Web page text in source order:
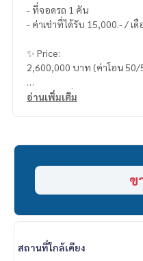
- ที่จอดรถ 1 คัน
- ค่าเช่าที่ได้รับ 15,000.- / เดื
✨ Price:
2,600,000 บาท (ค่าโอน 50/
บริการสินเชื่อฟรี! เลือกได้ทุกธ
HOME - REAL ESTATE
LINE: @homethailand
✔️ ที่ปรึกษามืออาชีพ ประสบ
✔️ ข้อมูลเชิงลึกโดยผู้เชี่ยวชาญ
อ่านเพิ่มเติม
ข
สถานที่ใกล้เคียง